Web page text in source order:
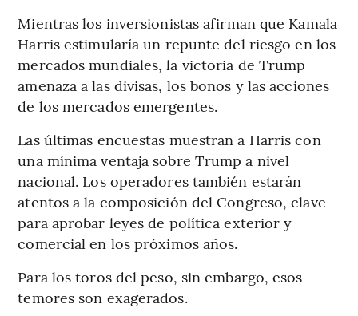
Mientras los inversionistas afirman que Kamala
Harris estimularía un repunte del riesgo en los
mercados mundiales, la victoria de Trump
amenaza a las divisas, los bonos y las acciones
de los mercados emergentes.
Las últimas encuestas muestran a Harris con
una mínima ventaja sobre Trump a nivel
nacional. Los operadores también estarán
atentos a la composición del Congreso, clave
para aprobar leyes de política exterior y
comercial en los próximos años.
Para los toros del peso, sin embargo, esos
temores son exagerados.